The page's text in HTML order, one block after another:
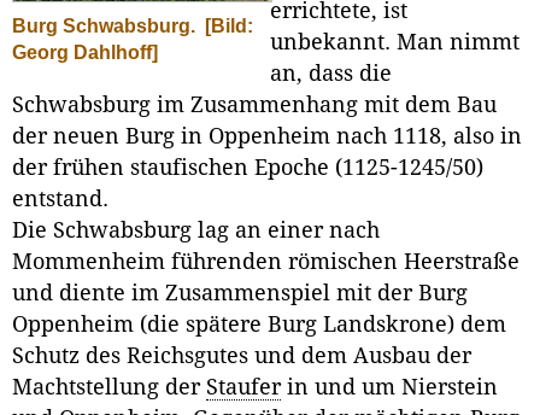
Burg Schwabsburg.
[Bild:
Georg Dahlhoff]
errichtete, ist
unbekannt. Man nimmt
an, dass die
Schwabsburg im Zusammenhang mit dem Bau
der neuen Burg in Oppenheim nach 1118, also in
der frühen staufischen Epoche (1125-1245/50)
entstand.
Die Schwabsburg lag an einer nach
Mommenheim führenden römischen Heerstraße
und diente im Zusammenspiel mit der Burg
Oppenheim (die spätere Burg Landskrone) dem
Schutz des Reichsgutes und dem Ausbau der
Machtstellung der Stauferin und um Nierstein